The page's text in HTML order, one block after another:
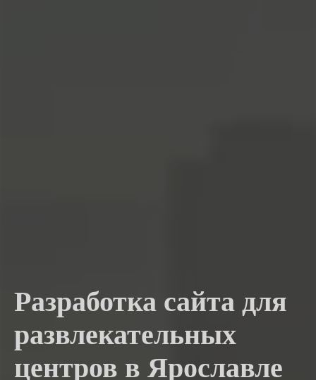
Разработка сайта для
развлекательных
центров в Ярославле